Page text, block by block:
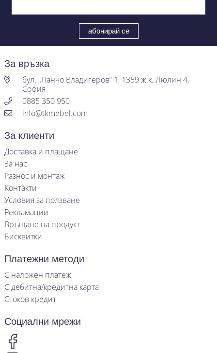
За връзка
бул. „Панчо Владигеров“ 1, 1359 ж.к. Люлин 4,
София
0885 350 950
info@tkmebel.com
За клиенти
Доставка и плащане
За нас
Разнос и монтаж
Контакти
Условия за ползване
Рекламации
Връщане на продукт
Бисквитки
Платежни методи
С наложен платеж
С дебитна/кредитна карта
Стоков кредит
Социални мрежи